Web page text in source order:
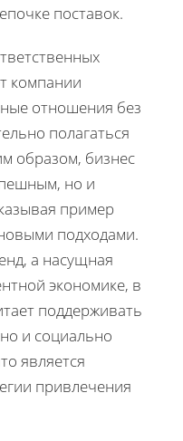
поставок.
компании
отношения без
полагаться
образом, бизнес
но и
пример
подходами.
а насущная
экономике, в
поддерживать
и социально
является
привлечения